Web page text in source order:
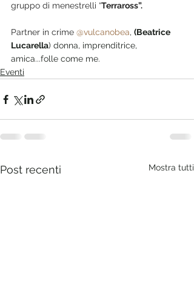
gruppo di menestrelli “Terraross”.
Partner in crime @vulcanobea, (Beatrice
Lucarella) donna, imprenditrice,
amica...folle come me.
Eventi
Post recenti Mostra tutti